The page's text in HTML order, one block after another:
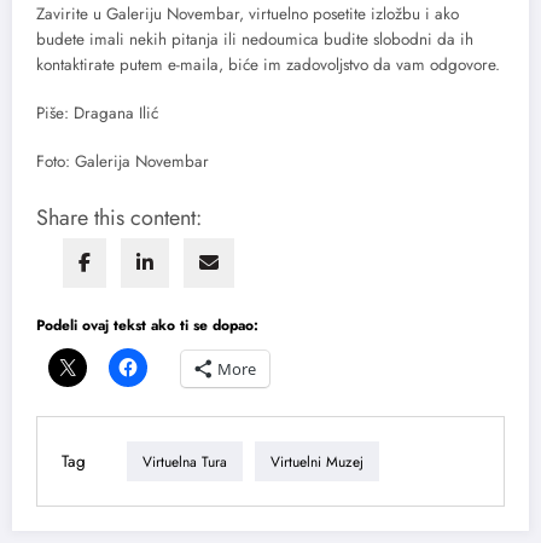
Zavirite u Galeriju Novembar, virtuelno posetite izložbu i ako
budete imali nekih pitanja ili nedoumica budite slobodni da ih
kontaktirate putem e-maila, biće im zadovoljstvo da vam odgovore.
Piše: Dragana Ilić
Foto: Galerija Novembar
Share this content:
Podeli ovaj tekst ako ti se dopao:
More
Tag Virtuelna Tura Virtuelni Muzej